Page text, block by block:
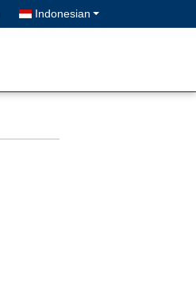
Indonesian